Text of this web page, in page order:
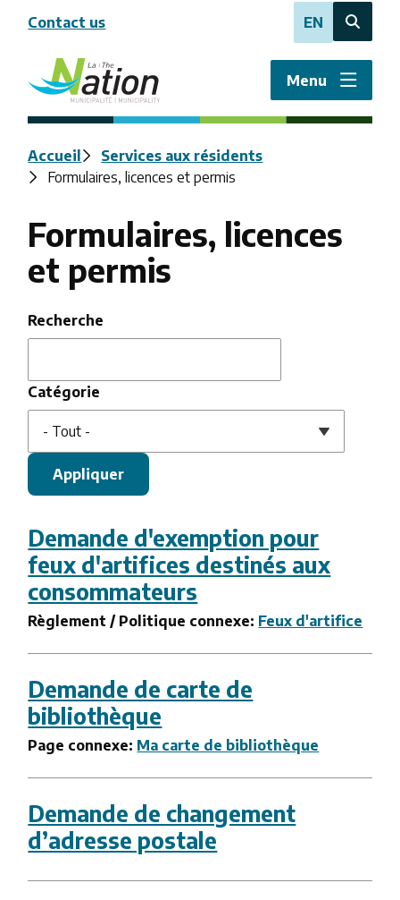
contenu
principal
Contact us EN
Open
search
form
Menu
Fil
d'Ariane
Accueil
Services aux résidents
Formulaires, licences et permis
Formulaires, licences
et permis
Recherche
Catégorie
Demande d'exemption pour
feux d'artifices destinés aux
consommateurs
Règlement / Politique connexe: Feux d'artifice
Demande de carte de
bibliothèque
Page connexe: Ma carte de bibliothèque
Demande de changement
d’adresse postale